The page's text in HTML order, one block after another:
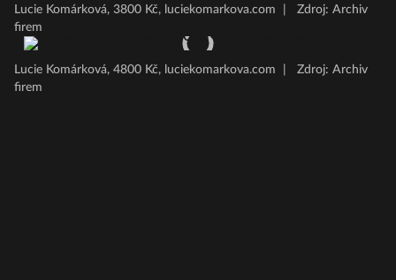
Lucie Komárková, 3800 Kč, luciekomarkova.com
Zdroj: Archiv
firem
Lucie Komárková, 4800 Kč, luciekomarkova.com
Zdroj: Archiv
firem